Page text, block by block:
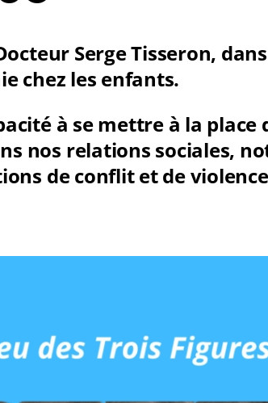
Serge Tisseron,
chez les enfants.
à se mettre à la place
nos relations sociales,
de conflit et de